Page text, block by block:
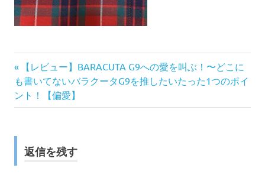
投
稿
ビ
ゲ
前
の
記
事:
【レビュー】BARACUTA G9への愛を叫ぶ！〜どこに
も書いてないバラクータG9を推したいたった1つのポイ
ント！【偏愛】
返信を残す